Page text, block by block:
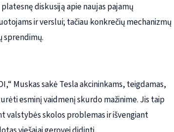
diskusiją apie naujas pajamų
ir verslui; tačiau konkrečių mechanizmų
sprendimų.
Muskas sakė Tesla akcininkams, teigdamas,
esminį vaidmenį skurdo mažinime. Jis taip
valstybės skolos problemas ir išvengiant